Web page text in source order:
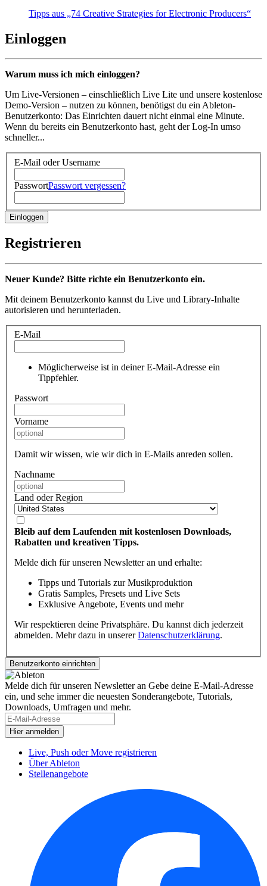
Tipps aus „74 Creative Strategies for Electronic Producers“
Einloggen
Warum muss ich mich einloggen?
Um Live-Versionen – einschließlich Live Lite und unsere kostenlose
Demo-Version – nutzen zu können, benötigst du ein Ableton-
Benutzerkonto: Das Einrichten dauert nicht einmal eine Minute.
Wenn du bereits ein Benutzerkonto hast, geht der Log-In umso
schneller...
E-Mail oder Username
PasswortPasswort vergessen?
Registrieren
Neuer Kunde? Bitte richte ein Benutzerkonto ein.
Mit deinem Benutzerkonto kannst du Live und Library-Inhalte
autorisieren und herunterladen.
E-Mail
Möglicherweise ist in deiner E-Mail-Adresse ein
Tippfehler.
Passwort
Vorname
Damit wir wissen, wie wir dich in E-Mails anreden sollen.
Nachname
Land oder Region
Bleib auf dem Laufenden mit kostenlosen Downloads,
Rabatten und kreativen Tipps.
Melde dich für unseren Newsletter an und erhalte:
Tipps und Tutorials zur Musikproduktion
Gratis Samples, Presets und Live Sets
Exklusive Angebote, Events und mehr
Wir respektieren deine Privatsphäre. Du kannst dich jederzeit
abmelden. Mehr dazu in unsererDatenschutzerklärung.
Melde dich für unseren Newsletter an Gebe deine E-Mail-Adresse
ein, und sehe immer die neuesten Sonderangebote, Tutorials,
Downloads, Umfragen und mehr.
Live, Push oder Move registrieren
Über Ableton
Stellenangebote